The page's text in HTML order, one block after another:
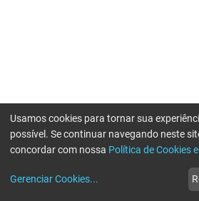
Usamos cookies para tornar sua
possível. Se continuar navegando neste
concordar com nossa Política de Cookies
Gerenciar Cookies...
Erro ao enviar informações, por favor